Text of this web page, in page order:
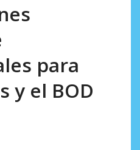
para
y el BOD